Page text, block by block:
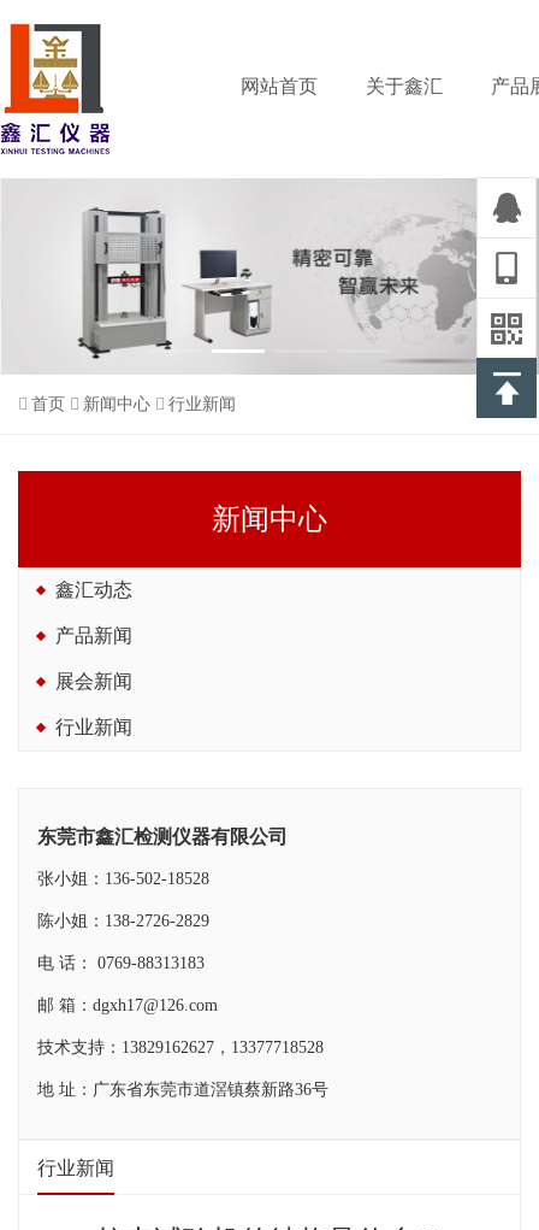
网站首页 关于鑫汇 产品
首页 新闻中心 行业新闻
新闻中心
鑫汇动态
产品新闻
展会新闻
行业新闻
东莞市鑫汇检测仪器有限公司
张小姐：136-502-18528
陈小姐：138-2726-2829
电 话： 0769-88313183
邮 箱：dgxh17@126.com
技术支持：13829162627，13377718528
地 址：广东省东莞市道滘镇蔡新路36号
行业新闻